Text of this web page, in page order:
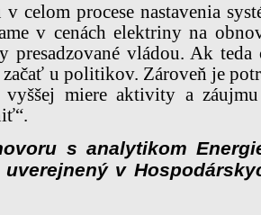
celom procese nastavenia
v cenách elektriny na
presadzované vládou. Ak teda
začať u politikov. Zároveň je
miere aktivity a
s analytikom
v